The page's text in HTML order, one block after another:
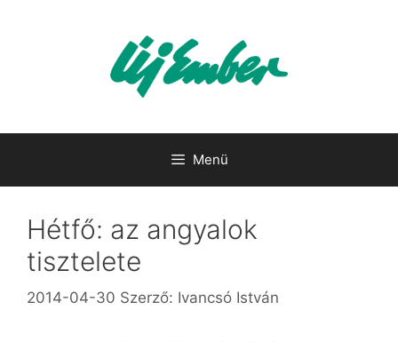
Menü
Hétfő: az angyalok
tisztelete
2014-04-30 Szerző: Ivancsó István